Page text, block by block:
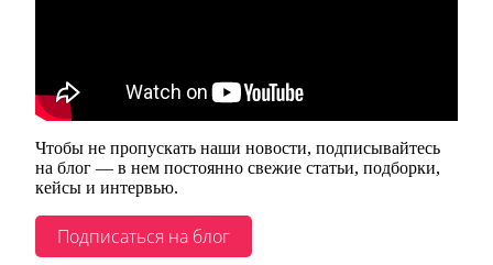
Чтобы не пропускать наши новости, подписывайтесь
на блог — в нем постоянно свежие статьи, подборки,
кейсы и интервью.
Подписаться на блог